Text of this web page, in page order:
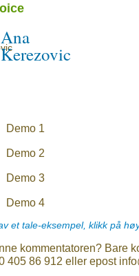
Ana
Kerezovic
Demo 1
Demo 2
Demo 3
Demo 4
et tale-eksempel, klikk på
kommentatoren? Bare
405 86 912 eller epost